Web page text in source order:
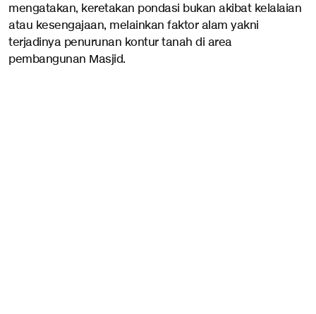
mengatakan, keretakan pondasi bukan akibat kelalaian
atau kesengajaan, melainkan faktor alam yakni
terjadinya penurunan kontur tanah di area
pembangunan Masjid.